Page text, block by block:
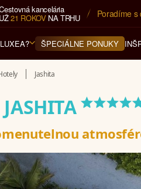
kancelária
UŽ21 ROKOVNA TRHU 5* cestovná
ŠPECIÁLNE PONUKY
Jashita